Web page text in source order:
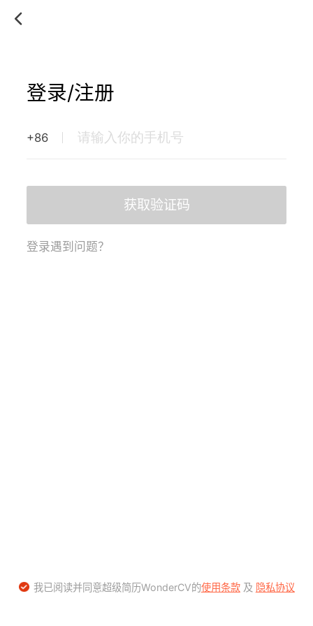
登录/注册
+86
获取验证码
登录遇到问题？
我已阅读并同意超级简历WonderCV的使用条款及 隐私协议